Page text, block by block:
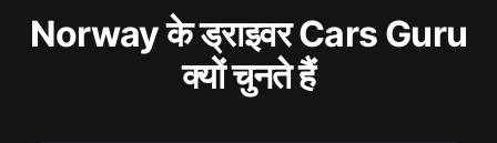
Norway के ड्राइवर Cars Guru
क्यों चुनते हैं